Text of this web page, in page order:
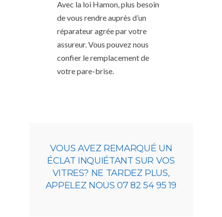
Avec la loi Hamon, plus besoin
de vous rendre auprès d’un
réparateur agrée par votre
assureur. Vous pouvez nous
confier le remplacement de
votre pare-brise.
VOUS AVEZ REMARQUÉ UN
ÉCLAT INQUIÉTANT SUR VOS
VITRES? NE TARDEZ PLUS,
APPELEZ NOUS 07 82 54 95 19